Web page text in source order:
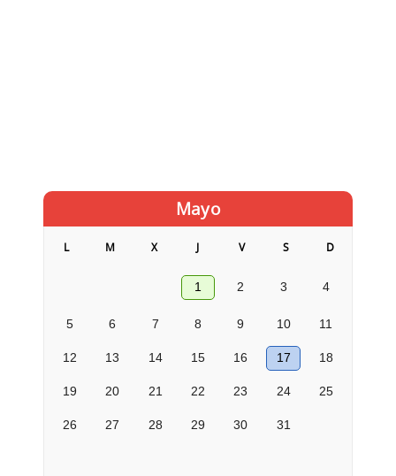
Mayo
L M X J V S D
1 2 3 4
5 6 7 8 9 10 11
12 13 14 15 16 17 18
19 20 21 22 23 24 25
26 27 28 29 30 31